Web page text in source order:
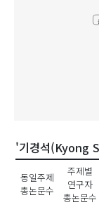
'기경석(Kyong
동일주제
총논문수
주제별
연구자
총논문수